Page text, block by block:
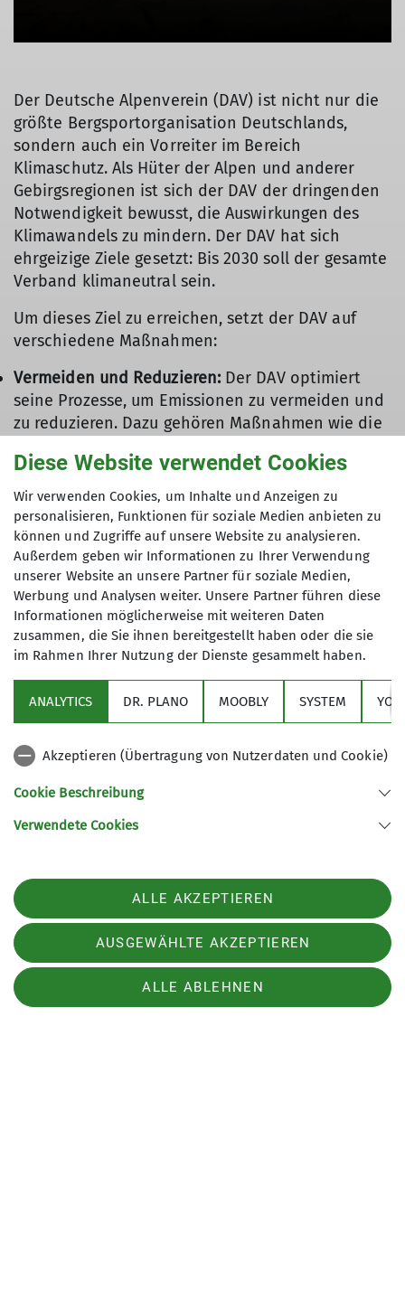
Der Deutsche Alpenverein (DAV) ist nicht nur die
größte Bergsportorganisation Deutschlands,
sondern auch ein Vorreiter im Bereich
Klimaschutz. Als Hüter der Alpen und anderer
Gebirgsregionen ist sich der DAV der dringenden
Notwendigkeit bewusst, die Auswirkungen des
Klimawandels zu mindern. Der DAV hat sich
ehrgeizige Ziele gesetzt: Bis 2030 soll der gesamte
Verband klimaneutral sein.
Um dieses Ziel zu erreichen, setzt der DAV auf
verschiedene Maßnahmen:
Vermeiden und Reduzieren: Der DAV optimiert
seine Prozesse, um Emissionen zu vermeiden und
zu reduzieren. Dazu gehören Maßnahmen wie die
energieeffizienter Hütten und die Sensibilisierung
der Mitglieder für ein nachhaltiges Verhalten.
Kompensieren:Unvermeidbare Emissionen
gleicht der DAV durch Klimaschutzprojekte aus.
Bewusstseinsbildung: Der DAV informiert seine
Mitglieder und die Öffentlichkeit über die
Auswirkungen des Klimawandels auf die Bergwelt
und motiviert zum Handeln.
Warum ist der Klimaschutz für den DAV so
Schutz der Bergwelt:Die Alpen sind besonders
Wetterereignisse bedrohen die einzigartige Natur
und die Lebensräume vieler Arten.
verändert die Bedingungen in den Bergen und
Der DAV setzt sich dafür ein, dass auch zukünftige
Generationen die Berge genießen können.
Globale Verantwortung:Der Klimawandel ist eine
globale Herausforderung. Der DAV will seinen
Beitrag leisten, um die Erderwärmung zu
begrenzen und eine nachhaltige Zukunft zu
gestalten.
Diese Website verwendet Cookies
Wir verwenden Cookies, um Inhalte und Anzeigen zu
personalisieren, Funktionen für soziale Medien anbieten zu
können und Zugriffe auf unsere Website zu analysieren.
Außerdem geben wir Informationen zu Ihrer Verwendung
unserer Website an unsere Partner für soziale Medien,
Werbung und Analysen weiter. Unsere Partner führen diese
Informationen möglicherweise mit weiteren Daten
zusammen, die Sie ihnen bereitgestellt haben oder die sie
im Rahmen Ihrer Nutzung der Dienste gesammelt haben.
ANALYTICS DR. PLANO MOOBLY SYSTEM
Akzeptieren (Übertragung von Nutzerdaten und Cookie)
Cookie Beschreibung
Verwendete Cookies
ALLE AKZEPTIEREN
AUSGEWÄHLTE AKZEPTIEREN
ALLE ABLEHNEN